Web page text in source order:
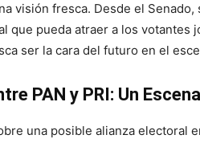
visión fresca. Desde el
que pueda atraer a los votantes
ser la cara del futuro en el
PAN y PRI: Un
una posible alianza electoral